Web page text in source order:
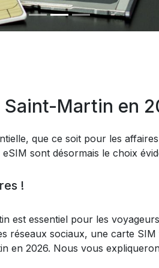
Saint-Martin en
que ce soit pour les
sont désormais le choix
!
est essentiel pour les
sociaux, une carte
2026. Nous vous